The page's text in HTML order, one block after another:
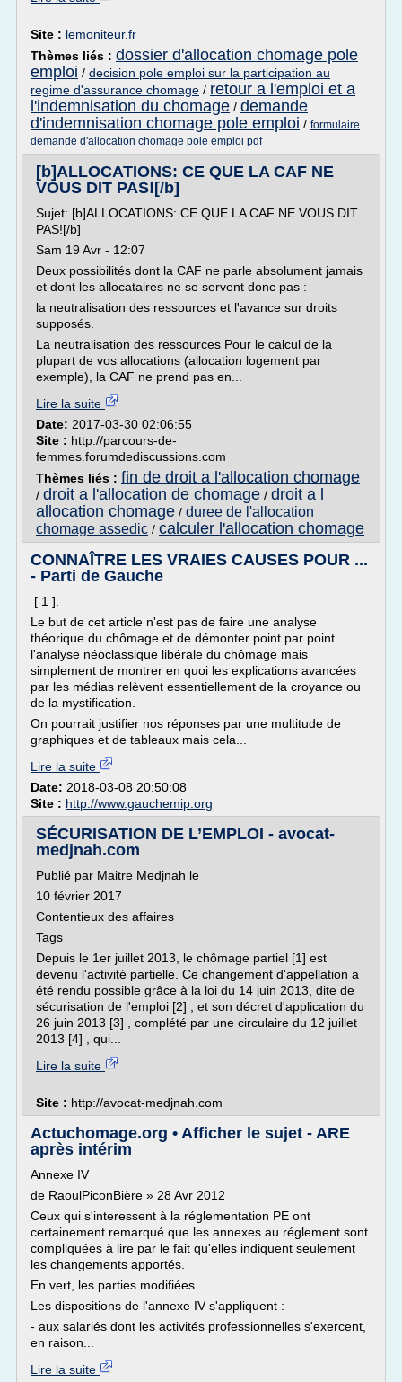
Site : lemoniteur.fr
Thèmes liés : dossier d'allocation chomage pole
emploi / decision pole emploi sur la participation au
regime d'assurance chomage / retour a l'emploi et a
l'indemnisation du chomage / demande
d'indemnisation chomage pole emploi / formulaire
demande d'allocation chomage pole emploi pdf
[b]ALLOCATIONS: CE QUE LA CAF NE
VOUS DIT PAS![/b]
Sujet: [b]ALLOCATIONS: CE QUE LA CAF NE VOUS DIT
PAS![/b]
Sam 19 Avr - 12:07
Deux possibilités dont la CAF ne parle absolument jamais
et dont les allocataires ne se servent donc pas :
la neutralisation des ressources et l'avance sur droits
supposés.
La neutralisation des ressources Pour le calcul de la
plupart de vos allocations (allocation logement par
exemple), la CAF ne prend pas en...
Lire la suite
Date: 2017-03-30 02:06:55
Site : http://parcours-de-
femmes.forumdediscussions.com
Thèmes liés : fin de droit a l'allocation chomage
/ droit a l'allocation de chomage / droit a l
allocation chomage / duree de l'allocation
chomage assedic / calculer l'allocation chomage
CONNAÎTRE LES VRAIES CAUSES POUR ...
- Parti de Gauche
[ 1 ].
Le but de cet article n'est pas de faire une analyse
théorique du chômage et de démonter point par point
l'analyse néoclassique libérale du chômage mais
simplement de montrer en quoi les explications avancées
par les médias relèvent essentiellement de la croyance ou
de la mystification.
On pourrait justifier nos réponses par une multitude de
graphiques et de tableaux mais cela...
Lire la suite
Date: 2018-03-08 20:50:08
Site : http://www.gauchemip.org
SÉCURISATION DE L’EMPLOI - avocat-
medjnah.com
Publié par Maitre Medjnah le
10 février 2017
Contentieux des affaires
Tags
Depuis le 1er juillet 2013, le chômage partiel [1] est
devenu l'activité partielle. Ce changement d'appellation a
été rendu possible grâce à la loi du 14 juin 2013, dite de
sécurisation de l'emploi [2] , et son décret d'application du
26 juin 2013 [3] , complété par une circulaire du 12 juillet
2013 [4] , qui...
Lire la suite
Site : http://avocat-medjnah.com
Actuchomage.org • Afficher le sujet - ARE
après intérim
Annexe IV
de RaoulPiconBière » 28 Avr 2012
Ceux qui s'interessent à la réglementation PE ont
certainement remarqué que les annexes au réglement sont
compliquées à lire par le fait qu'elles indiquent seulement
les changements apportés.
En vert, les parties modifiées.
Les dispositions de l'annexe IV s'appliquent :
- aux salariés dont les activités professionnelles s'exercent,
en raison...
Lire la suite